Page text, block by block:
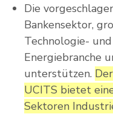
Die
Bankensektor,
Technologie-
Energiebranche
unterstützen.
UCITS bietet
Sektoren